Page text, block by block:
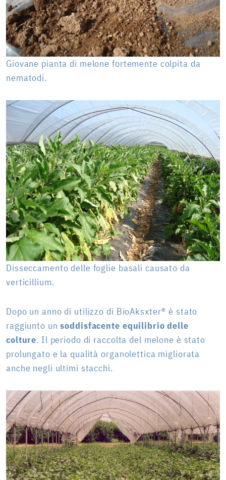
Giovane pianta di melone fortemente colpita da
nematodi.
Disseccamento delle foglie basali causato da
verticillium.
Dopo un anno di utilizzo di BioAksxter® è stato
raggiunto unsoddisfacente equilibrio delle
colture. Il periodo di raccolta del melone è stato
prolungato e la qualità organolettica migliorata
anche negli ultimi stacchi.